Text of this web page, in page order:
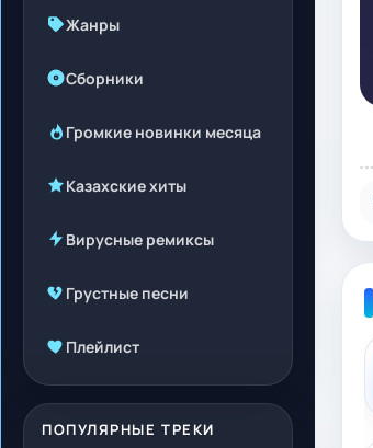
Жанры
Сборники
Громкие новинки месяца
Казахские хиты
Вирусные ремиксы
Грустные песни
Плейлист
ПОПУЛЯРНЫЕ ТРЕКИ